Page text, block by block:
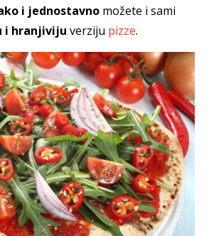
i jednostavno možete i sami
i hranjiviju verziju pizze.